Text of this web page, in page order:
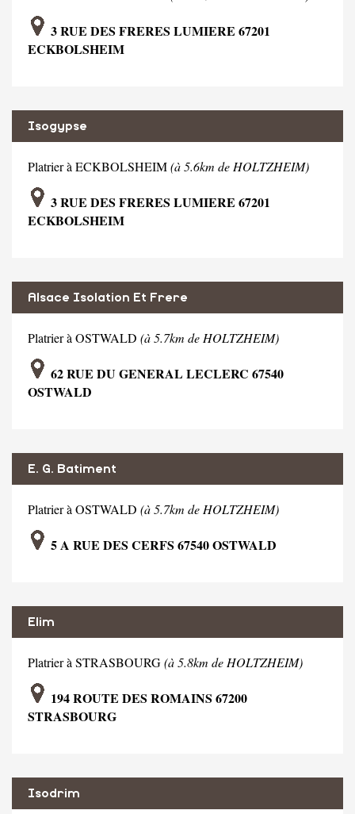
3 RUE DES FRERES LUMIERE 67201
ECKBOLSHEIM
Isogypse
Platrier à ECKBOLSHEIM(à 5.6km de HOLTZHEIM)
3 RUE DES FRERES LUMIERE 67201
ECKBOLSHEIM
Alsace Isolation Et Frere
Platrier à OSTWALD (à 5.7km de HOLTZHEIM)
62 RUE DU GENERAL LECLERC 67540
OSTWALD
E. G. Batiment
Platrier à OSTWALD (à 5.7km de HOLTZHEIM)
5 A RUE DES CERFS 67540 OSTWALD
Elim
Platrier à STRASBOURG(à 5.8km de HOLTZHEIM)
194 ROUTE DES ROMAINS 67200
STRASBOURG
Isodrim